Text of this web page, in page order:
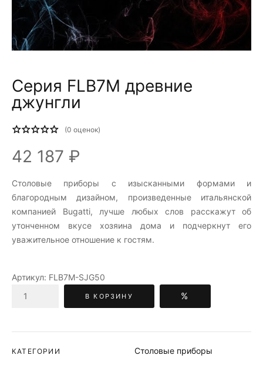
Серия FLB7M древние
джунгли
(0 оценок)
42 187 ₽
Столовые приборы c изысканными формами и
благородным дизайном, произведенные итальянской
компанией Bugatti, лучше любых слов расскажут об
утонченном вкусе хозяина дома и подчеркнут его
уважительное отношение к гостям.
Артикул: FLB7M-SJG50
В КОРЗИНУ %
КАТЕГОРИИ Столовые приборы